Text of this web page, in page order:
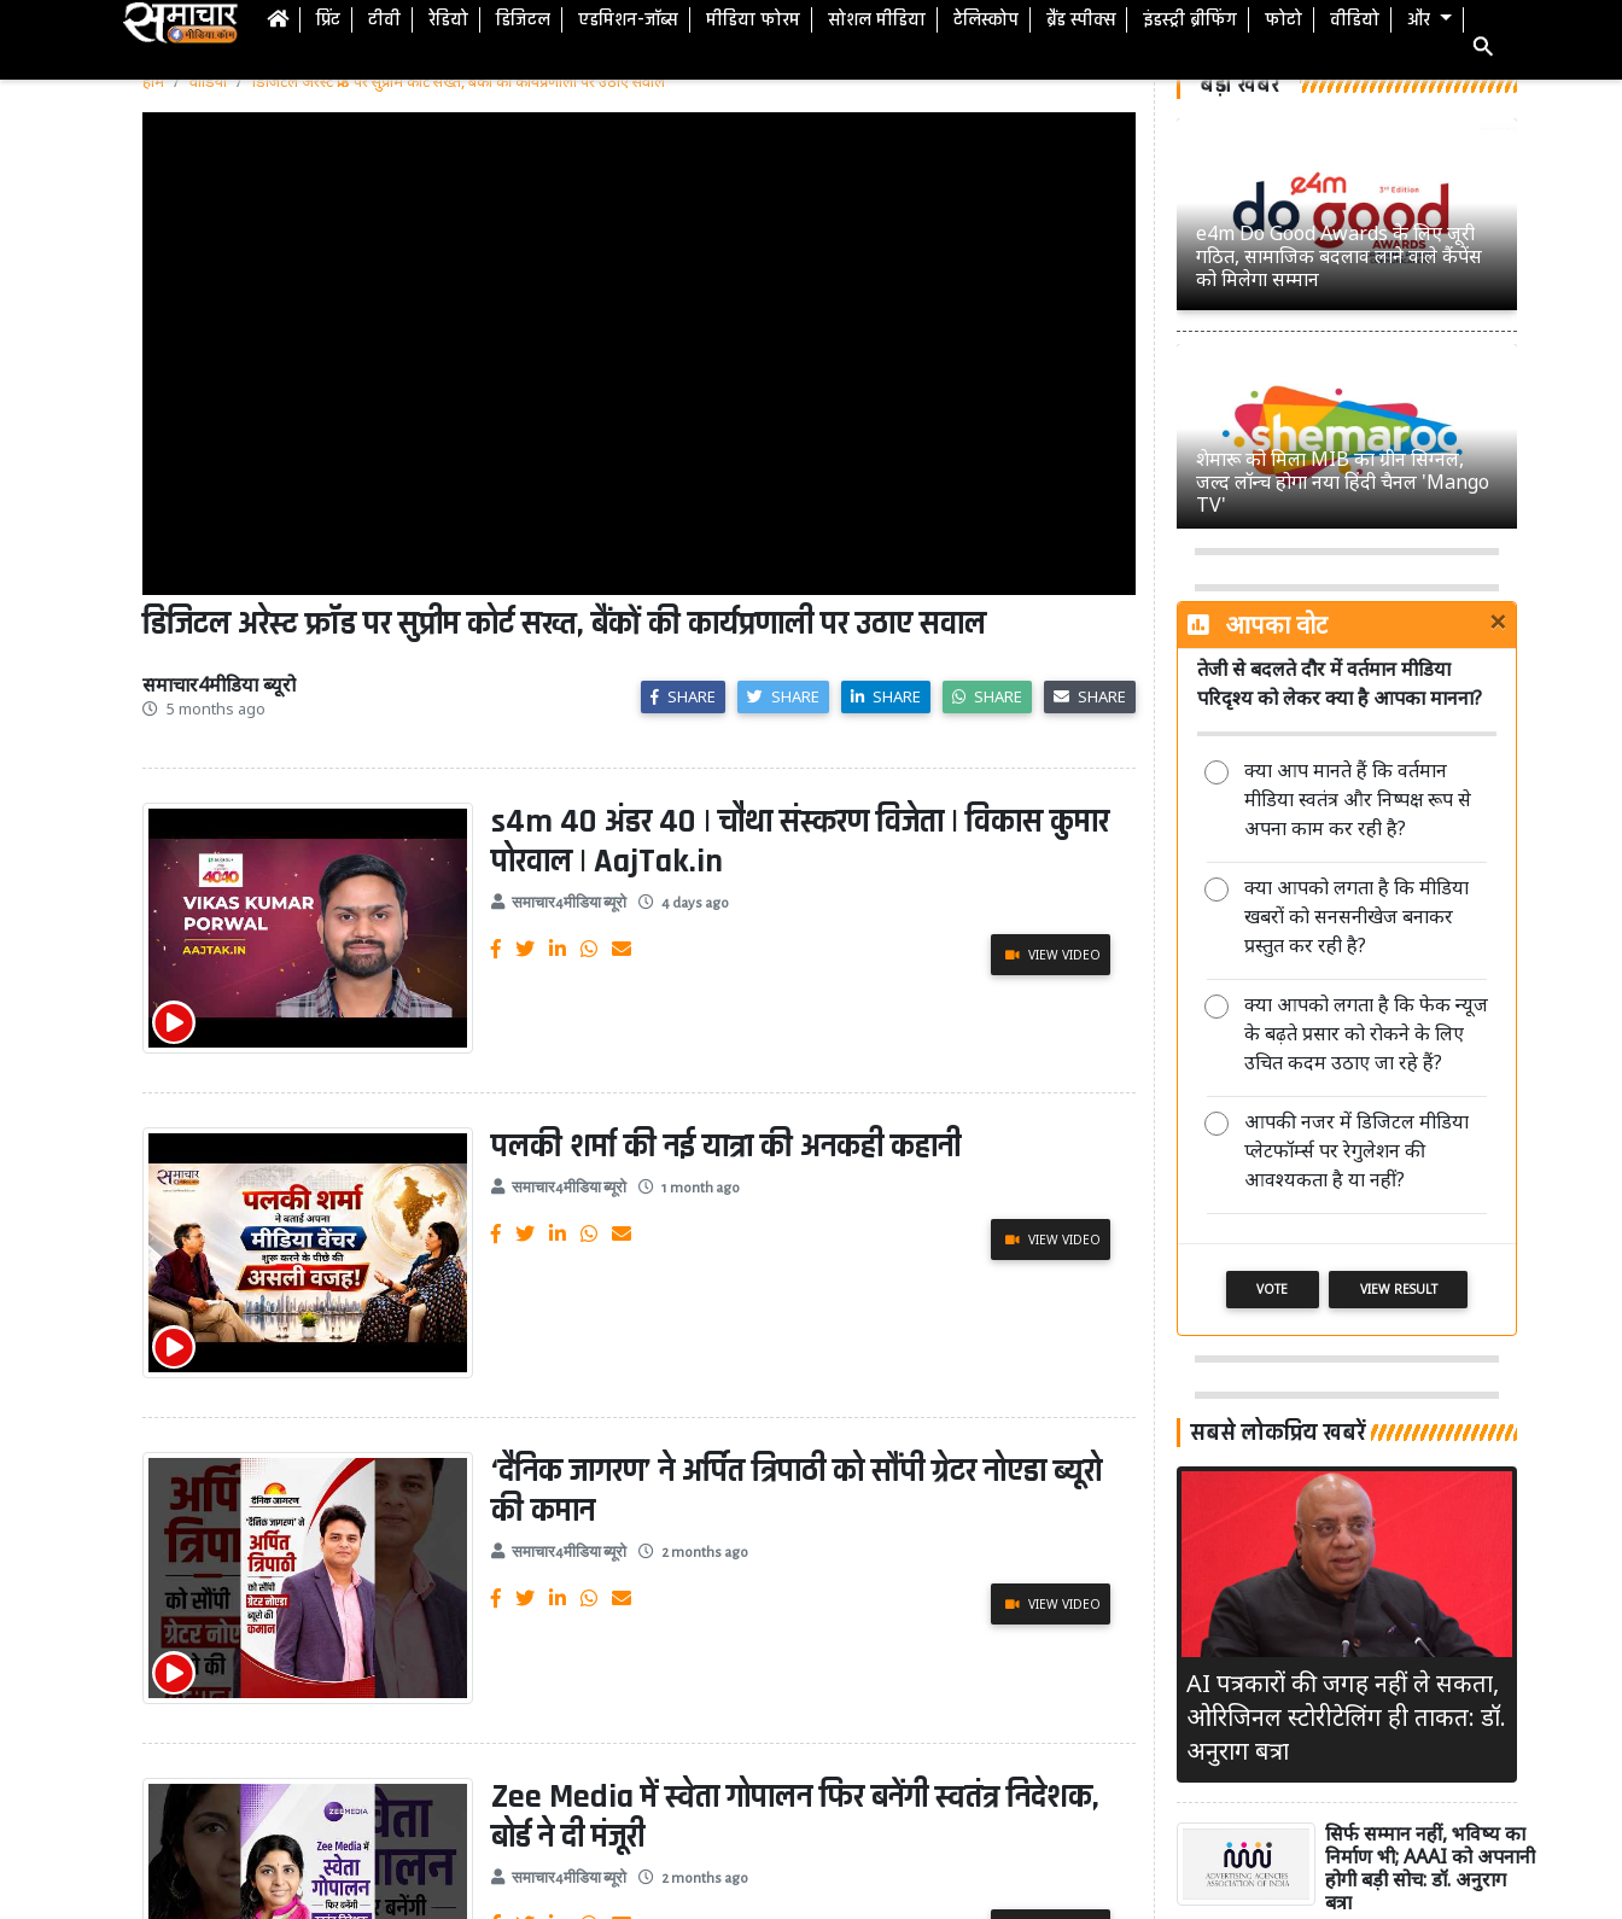
प्रिंट टीवी रेडियो डिजिटल एडमिशन-जॉब्स मीडिया फोरम सोशल मीडिया टेलिस्कोप ब्रैंड स्पीक्स इंडस्ट्री ब्रीफिंग फोटो वीडियो और
होम वीडियो डिजिटल अरेस्ट फ्रॉड पर सुप्रीम कोर्ट सख्त, बैंकों की कार्यप्रणाली पर उठाए सवाल
डिजिटल अरेस्ट फ्रॉड पर सुप्रीम कोर्ट सख्त, बैंकों की कार्यप्रणाली पर उठाए सवाल
समाचार4मीडिया ब्यूरो
5 months ago
SHARE SHARE SHARE SHARE SHARE
s4m 40 अंडर 40 | चौथा संस्करण विजेता | विकास कुमार
पोरवाल | AajTak.in
समाचार4मीडिया ब्यूरो 4 days ago
VIEW VIDEO
पलकी शर्मा की नई यात्रा की अनकही कहानी
समाचार4मीडिया ब्यूरो 1 month ago
VIEW VIDEO
‘दैनिक जागरण’ ने अर्पित त्रिपाठी को सौंपी ग्रेटर नोएडा ब्यूरो
की कमान
समाचार4मीडिया ब्यूरो 2 months ago
VIEW VIDEO
Zee Media में स्वेता गोपालन फिर बनेंगी स्वतंत्र निदेशक,
बोर्ड ने दी मंजूरी
समाचार4मीडिया ब्यूरो 2 months ago
बड़ी खबरें
e4m Do Good Awards के लिए जूरी
गठित, सामाजिक बदलाव लाने वाले कैंपेंस
को मिलेगा सम्मान
शेमारू को मिला MIB का ग्रीन सिग्नल,
जल्द लॉन्च होगा नया हिंदी चैनल 'Mango
TV'
डीपफेक पर सरकार की सख्ती जारी, संसद
में बताया- अब 3 घंटे में हटाना होगा
गैरकानूनी कंटेंट
पिछले एक साल में प्रसार भारती की
संपादकीय स्वतंत्रता को लेकर नहीं मिली
कोई शिकायत: सरकार
AI की रफ्तार बनाम पत्रकारिता का भरोसा,
'मीडिया संवाद' में विशेषज्ञों ने रखी अपनी
बेबाक राय
आपका वोट ×
तेजी से बदलते दौर में वर्तमान मीडिया
परिदृश्य को लेकर क्या है आपका मानना?
क्या आप मानते हैं कि वर्तमान
मीडिया स्वतंत्र और निष्पक्ष रूप से
अपना काम कर रही है?
क्या आपको लगता है कि मीडिया
खबरों को सनसनीखेज बनाकर
प्रस्तुत कर रही है?
क्या आपको लगता है कि फेक न्यूज
के बढ़ते प्रसार को रोकने के लिए
उचित कदम उठाए जा रहे हैं?
आपकी नजर में डिजिटल मीडिया
प्लेटफॉर्म्स पर रेगुलेशन की
आवश्यकता है या नहीं?
VOTE VIEW RESULT
सबसे लोकप्रिय खबरें
AI पत्रकारों की जगह नहीं ले सकता,
ओरिजिनल स्टोरीटेलिंग ही ताकत: डॉ.
अनुराग बत्रा
सिर्फ सम्मान नहीं, भविष्य का
निर्माण भी; AAAI को अपनानी
होगी बड़ी सोच: डॉ. अनुराग
बत्रा